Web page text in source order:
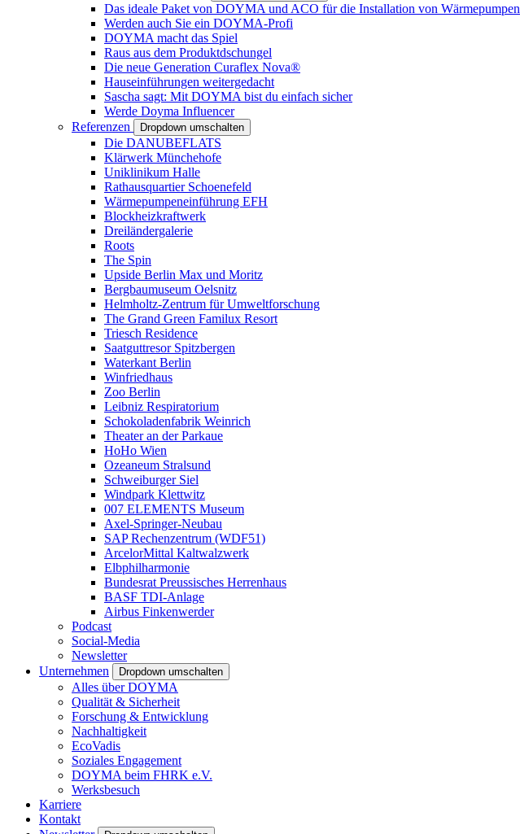
Das ideale Paket von DOYMA und ACO für die Installation von Wärmepumpen
Werden auch Sie ein DOYMA-Profi
DOYMA macht das Spiel
Raus aus dem Produktdschungel
Die neue Generation Curaflex Nova®
Hauseinführungen weitergedacht
Sascha sagt: Mit DOYMA bist du einfach sicher
Werde Doyma Influencer
Referenzen
Dropdown umschalten
Die DANUBEFLATS
Klärwerk Münchehofe
Uniklinikum Halle
Rathausquartier Schoenefeld
Wärmepumpeneinführung EFH
Blockheizkraftwerk
Dreiländergalerie
Roots
The Spin
Upside Berlin Max und Moritz
Bergbaumuseum Oelsnitz
Helmholtz-Zentrum für Umweltforschung
The Grand Green Familux Resort
Triesch Residence
Saatguttresor Spitzbergen
Waterkant Berlin
Winfriedhaus
Zoo Berlin
Leibniz Respiratorium
Schokoladenfabrik Weinrich
Theater an der Parkaue
HoHo Wien
Ozeaneum Stralsund
Schweiburger Siel
Windpark Klettwitz
007 ELEMENTS Museum
Axel-Springer-Neubau
SAP Rechenzentrum (WDF51)
ArcelorMittal Kaltwalzwerk
Elbphilharmonie
Bundesrat Preussisches Herrenhaus
BASF TDI-Anlage
Airbus Finkenwerder
Podcast
Social-Media
Newsletter
Unternehmen
Dropdown umschalten
Alles über DOYMA
Qualität & Sicherheit
Forschung & Entwicklung
Nachhaltigkeit
EcoVadis
Soziales Engagement
DOYMA beim FHRK e.V.
Werksbesuch
Karriere
Kontakt